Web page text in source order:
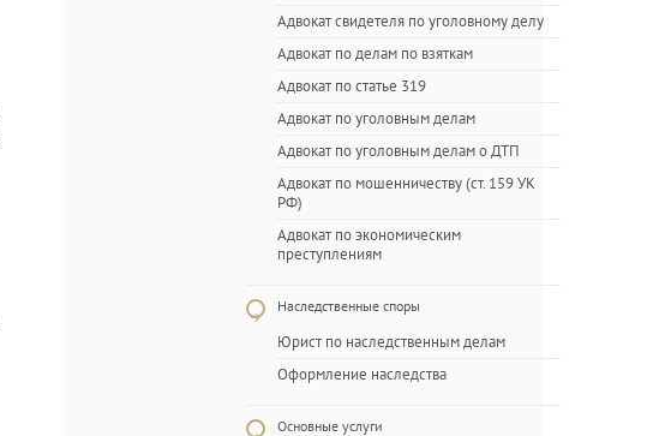
Адвокат свидетеля по уголовному делу
Адвокат по делам по взяткам
Адвокат по статье 319
Адвокат по уголовным делам
Адвокат по уголовным делам о ДТП
Адвокат по мошенничеству (ст. 159 УК
РФ)
Адвокат по экономическим
преступлениям
Наследственные споры
Юрист по наследственным делам
Оформление наследства
Основные услуги